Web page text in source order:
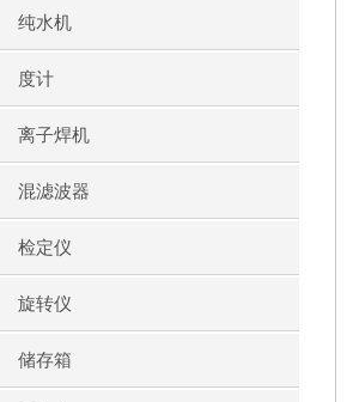
纯水机
度计
离子焊机
混滤波器
检定仪
旋转仪
储存箱